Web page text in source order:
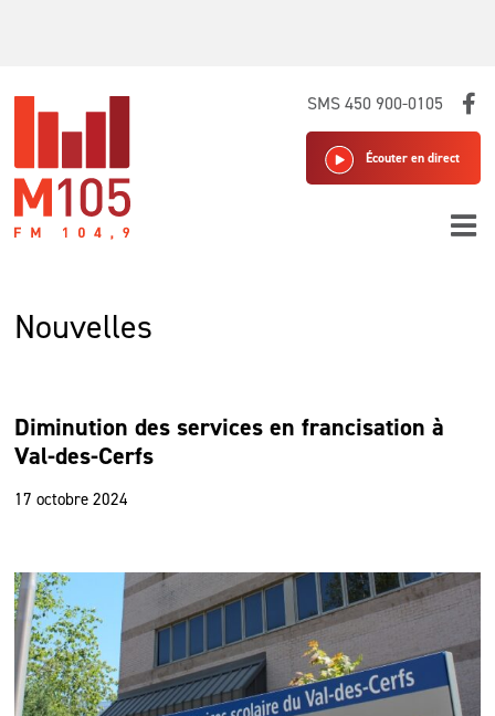
SMS 450 900-0105
Écouter en direct
Nouvelles
Diminution des services en francisation à
Val-des-Cerfs
17 octobre 2024